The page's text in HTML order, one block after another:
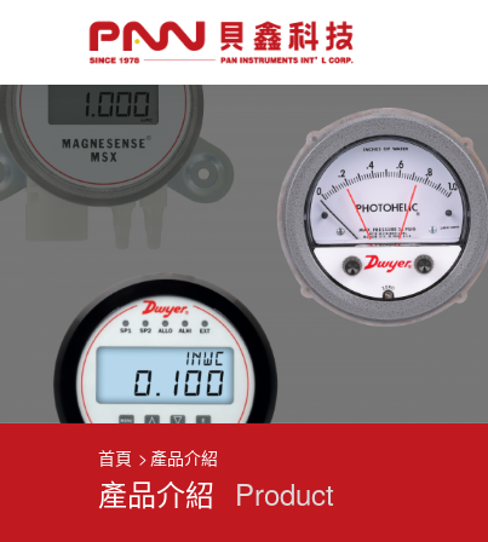
首頁 產品介紹
產品介紹 Product